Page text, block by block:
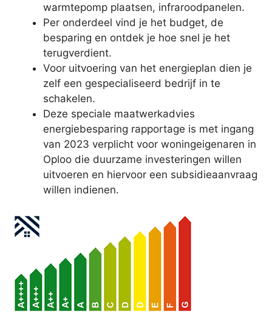
warmtepomp plaatsen, infraroodpanelen.
Per onderdeel vind je het budget, de
besparing en ontdek je hoe snel je het
terugverdient.
Voor uitvoering van het energieplan dien je
zelf een gespecialiseerd bedrijf in te
schakelen.
Deze speciale maatwerkadvies
energiebesparing rapportage is met ingang
van 2023 verplicht voor woningeigenaren in
Oploo die duurzame investeringen willen
uitvoeren en hiervoor een subsidieaanvraag
willen indienen.